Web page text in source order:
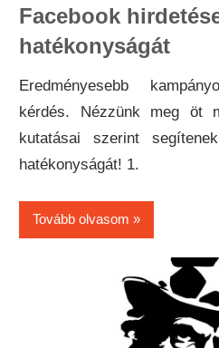
Facebook
hatékonyságát
Eredményesebb
kérdés. Nézzünk meg öt
kutatásai szerint
hatékonyságát! 1.
Tovább olvasom